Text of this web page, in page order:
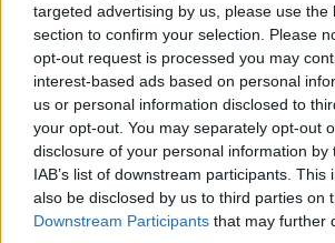
targeted advertising by us, please use the
section to confirm your selection. Please
opt-out request is processed you may
interest-based ads based on personal
us or personal information disclosed to
your opt-out. You may separately opt-out
disclosure of your personal information by
IAB’s list of downstream participants. This
also be disclosed by us to third parties on
Downstream Participants that may further